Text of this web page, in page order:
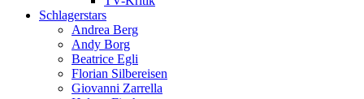
Schlagerstars
Andrea Berg
Andy Borg
Beatrice Egli
Florian Silbereisen
Giovanni Zarrella